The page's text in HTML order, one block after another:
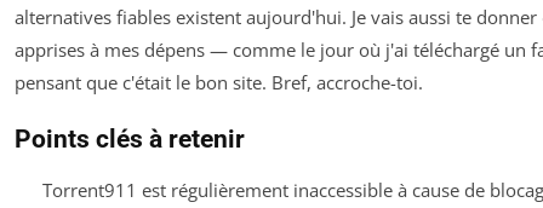
alternatives fiables existent aujourd'hui. Je vais aussi te donner
apprises à mes dépens — comme le jour où j'ai téléchargé un
pensant que c'était le bon site. Bref, accroche-toi.
Points clés à retenir
Torrent911 est régulièrement inaccessible à cause de